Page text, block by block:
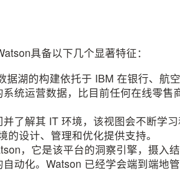
具备以下几个显著特征：
据湖的构建依托于 IBM 在银行、航
统运营数据，比目前任何在线零售
了解其 IT 环境，该视图会不断学习
设计、管理和优化提供支持。
，它是该平台的洞察引擎，摄入
动化。Watson 已经学会端到端地